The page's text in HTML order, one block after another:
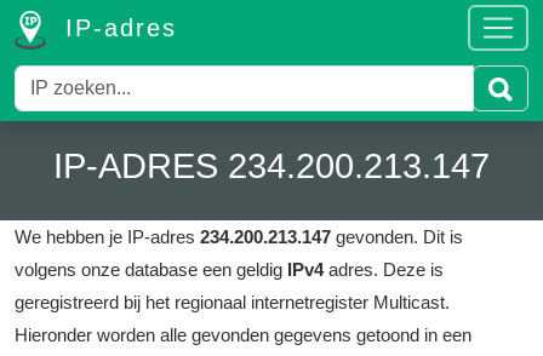
IP-adres
IP-ADRES 234.200.213.147
We hebben je IP-adres 234.200.213.147 gevonden. Dit is
volgens onze database een geldig IPv4adres. Deze is
geregistreerd bij het regionaal internetregister Multicast.
Hieronder worden alle gevonden gegevens getoond in een